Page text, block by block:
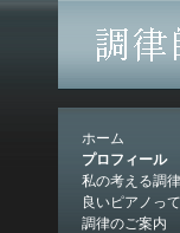
ホーム
プロフィール
私の考える調
良いピアノっ
調律のご案内